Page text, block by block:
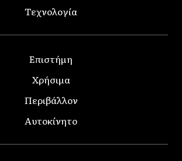
Τεχνολογία
Επιστήμη
Χρήσιμα
Περιβάλλον
Αυτοκίνητο